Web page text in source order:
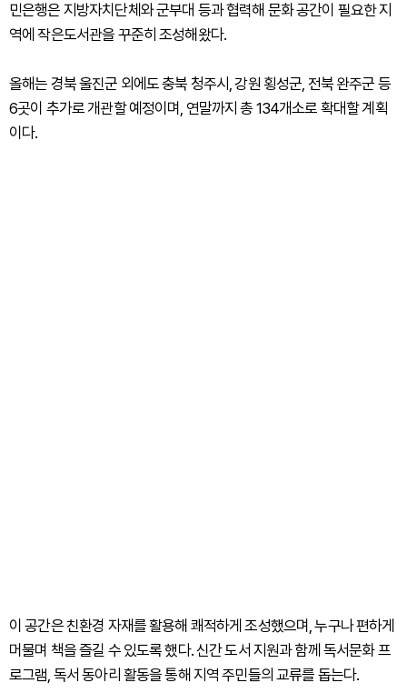
민은행은 지방자치단체와 군부대 등과 협력해 문화 공간이 필요한 지
역에 작은도서관을 꾸준히 조성해왔다.
올해는 경북 울진군 외에도 충북 청주시, 강원 횡성군, 전북 완주군 등
6곳이 추가로 개관할 예정이며, 연말까지 총 134개소로 확대할 계획
이다.
이 공간은 친환경 자재를 활용해 쾌적하게 조성했으며, 누구나 편하게
머물며 책을 즐길 수 있도록 했다. 신간 도서 지원과 함께 독서문화 프
로그램, 독서 동아리 활동을 통해 지역 주민들의 교류를 돕는다.